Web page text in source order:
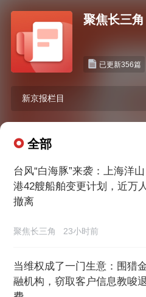
聚焦长三角
已更新356篇
新京报栏目
全部
台风“白海豚”来袭：上海洋山
港42艘船舶变更计划，近万人
撤离
聚焦长三角 23小时前
当维权成了一门生意：围猎
融机构，窃取客户信息教唆退